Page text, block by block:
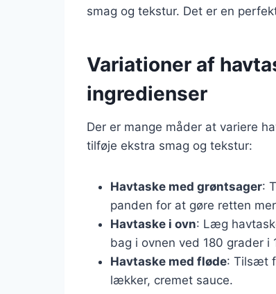
smag og tekstur. Det er en
Variationer af
ingredienser
Der er mange måder at variere
tilføje ekstra smag og tekstur:
Havtaske med grøntsager:
panden for at gøre retten
Havtaske i ovn: Læg
bag i ovnen ved 180 grader i
Havtaske med fløde: Tilsæt
lækker, cremet sauce.